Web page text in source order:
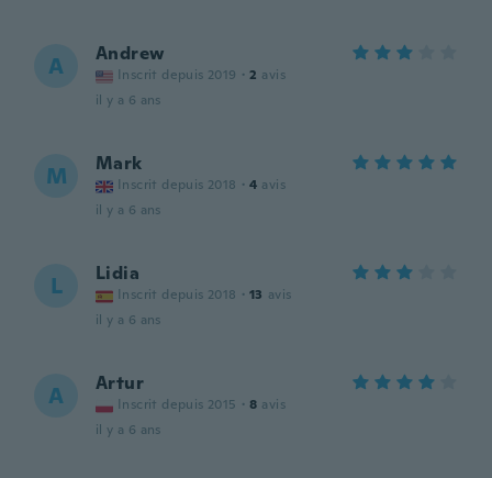
A Andrew
Inscrit depuis 2019 · 2 avis
il y a 6 ans
M Mark
Inscrit depuis 2018 · 4 avis
il y a 6 ans
L Lidia
Inscrit depuis 2018 · 13 avis
il y a 6 ans
A Artur
Inscrit depuis 2015 · 8 avis
il y a 6 ans